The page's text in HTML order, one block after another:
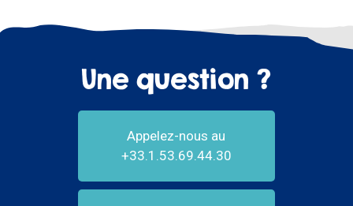
Une question ?
Appelez-nous au
+33.1.53.69.44.30